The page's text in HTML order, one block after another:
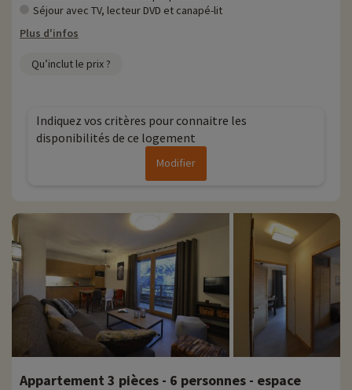
Séjour avec TV, lecteur DVD et canapé-lit
Plus d'infos
Qu’inclut le prix ?
Indiquez vos critères pour connaitre les
disponibilités de ce logement
Modifier
Appartement 3 pièces - 6 personnes - espace